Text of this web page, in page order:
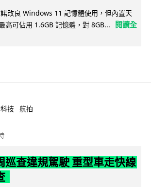
改良 Windows 11 記憶體使用，但內置天
高可佔用 1.6GB 記憶體，對 8GB...
閱讀全
技 航拍
巡查違規駕駛 重型車走快線